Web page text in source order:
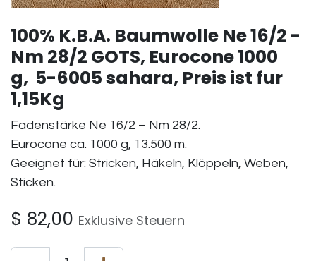
100% K.B.A. Baumwolle Ne 16/2 -
Nm 28/2 GOTS, Eurocone 1000
g, 5-6005 sahara, Preis ist fur
1,15Kg
Fadenstärke Ne 16/2 – Nm 28/2.
Eurocone ca. 1000 g, 13.500 m.
Geeignet für: Stricken, Häkeln, Klöppeln, Weben,
Sticken.
$ 82,00 Exklusive Steuern